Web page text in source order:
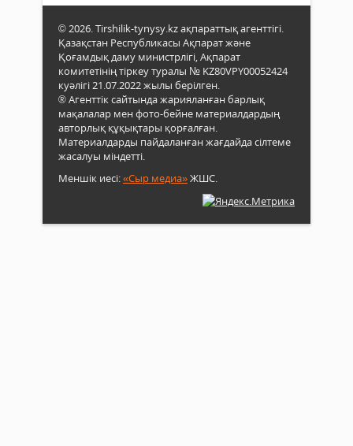
© 2026. Tirshilik-tynysy.kz ақпараттық агенттігі.
Қазақстан Республикасы Ақпарат және
Қоғамдық даму министрлігі, Ақпарат
комитетінің тіркеу туралы № KZ80VPY00052424
куәлігі 21.07.2022 жылы берілген.
® Агенттік сайтында жарияланған барлық
мақалалар мен фото-бейне материалдардың
авторлық құқықтары қорғалған.
Материалдарды пайдаланған жағдайда сілтеме
жасалуы міндетті.
Меншік иесі:«Сыр медиа»ЖШС.